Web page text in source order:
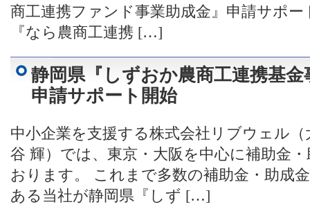
商工連携ファンド事業助成金』申請サポ
『なら農商工連携 […]
静岡県『しずおか農商工連携基金
申請サポート開始
中小企業を支援する株式会社リブウェル
谷 輝）では、東京・大阪を中心に補助金
おります。 これまで多数の補助金・助成
ある当社が静岡県『しず […]